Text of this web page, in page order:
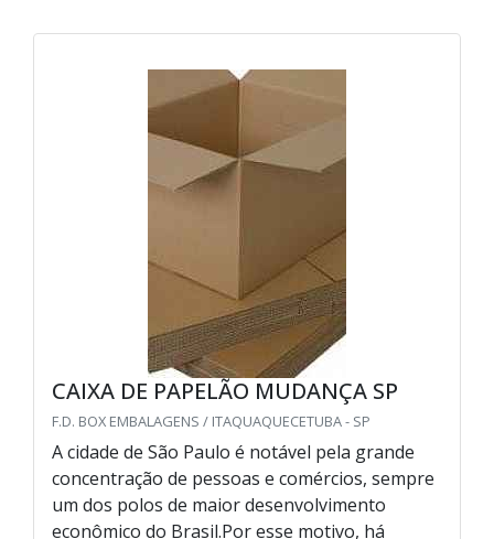
CAIXA DE PAPELÃO MUDANÇA SP
F.D. BOX EMBALAGENS / ITAQUAQUECETUBA - SP
A cidade de São Paulo é notável pela grande
concentração de pessoas e comércios, sempre
um dos polos de maior desenvolvimento
econômico do Brasil.Por esse motivo, há